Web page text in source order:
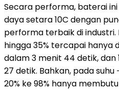
Secara performa, baterai
daya setara 10C dengan
performa terbaik di industri.
hingga 35% tercapai hanya
dalam 3 menit 44 detik, dan
27 detik. Bahkan, pada suhu
20% ke 98% hanya